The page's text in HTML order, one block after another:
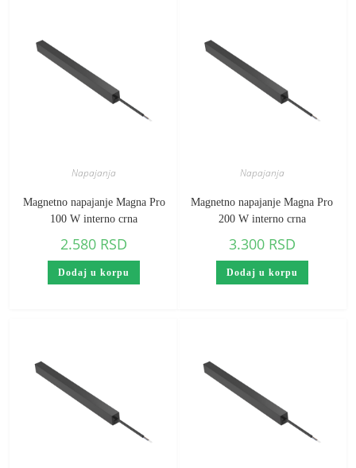
Napajanja
Magnetno napajanje Magna Pro
100 W interno crna
2.580 RSD
Dodaj u korpu
Napajanja
Magnetno napajanje Magna Pro
200 W interno crna
3.300 RSD
Dodaj u korpu